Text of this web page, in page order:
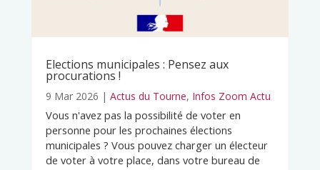
Elections municipales : Pensez aux
procurations !
9 Mar 2026 | Actus du Tourne, Infos Zoom Actu
Vous n'avez pas la possibilité de voter en
personne pour les prochaines élections
municipales ? Vous pouvez charger un électeur
de voter à votre place, dans votre bureau de